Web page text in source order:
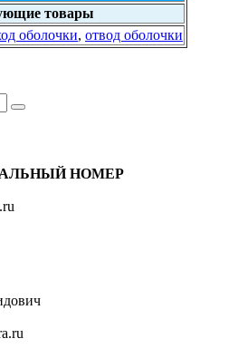
товары
оболочки, отвод оболочки
НОМЕР